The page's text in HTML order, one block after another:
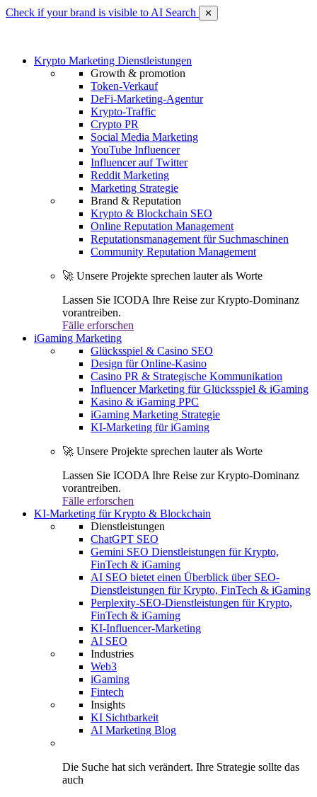
Check if your brand is visible to AI Search ✕
Krypto Marketing Dienstleistungen
Growth & promotion
Token-Verkauf
DeFi-Marketing-Agentur
Krypto-Traffic
Crypto PR
Social Media Marketing
YouTube Influencer
Influencer auf Twitter
Reddit Marketing
Marketing Strategie
Brand & Reputation
Krypto & Blockchain SEO
Online Reputation Management
Reputationsmanagement für Suchmaschinen
Community Reputation Management
🚀 Unsere Projekte sprechen lauter als Worte
Lassen Sie ICODA Ihre Reise zur Krypto-Dominanz
vorantreiben.
Fälle erforschen
iGaming Marketing
Glücksspiel & Casino SEO
Design für Online-Kasino
Casino PR & Strategische Kommunikation
Influencer Marketing für Glücksspiel & iGaming
Kasino & iGaming PPC
iGaming Marketing Strategie
KI-Marketing für iGaming
🚀 Unsere Projekte sprechen lauter als Worte
Lassen Sie ICODA Ihre Reise zur Krypto-Dominanz
vorantreiben.
Fälle erforschen
KI-Marketing für Krypto & Blockchain
Dienstleistungen
ChatGPT SEO
Gemini SEO Dienstleistungen für Krypto,
FinTech & iGaming
AI SEO bietet einen Überblick über SEO-
Dienstleistungen für Krypto, FinTech & iGaming
Perplexity-SEO-Dienstleistungen für Krypto,
FinTech & iGaming
KI-Influencer-Marketing
AI SEO
Industries
Web3
iGaming
Fintech
Insights
KI Sichtbarkeit
AI Marketing Blog
Die Suche hat sich verändert. Ihre Strategie sollte das
auch